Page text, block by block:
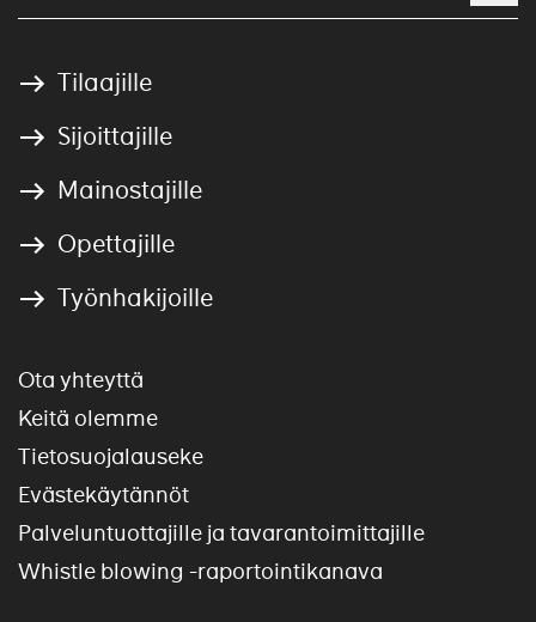
Tilaajille
Sijoittajille
Mainostajille
Opettajille
Työnhakijoille
Ota yhteyttä
Keitä olemme
Tietosuojalauseke
Evästekäytännöt
Palveluntuottajille ja tavarantoimittajille
Whistle blowing -raportointikanava